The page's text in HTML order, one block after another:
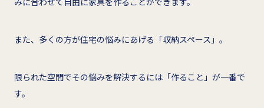
また、多くの方が住宅の悩みにあげる「収納スペース」。
限られた空間でその悩みを解決するには「作ること」が一番で
す。